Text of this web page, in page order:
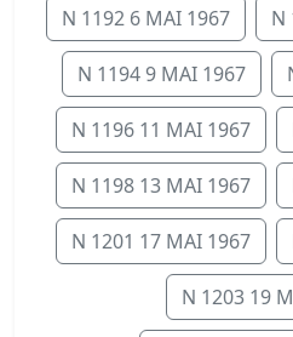
N 1192 6 MAI 1967 N
N 1194 9 MAI 1967
N 1196 11 MAI 1967
N 1198 13 MAI 1967
N 1201 17 MAI 1967
N 1203 19